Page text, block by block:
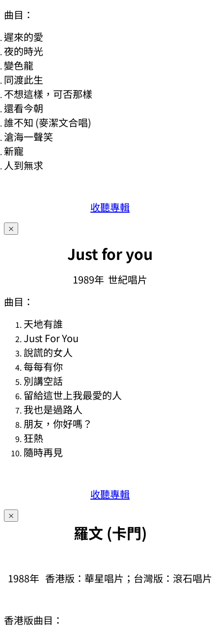
曲目：
遲來的愛
夜的時光
變色龍
同渡此生
不想這樣，可否那樣
還看今朝
誰不知 (麥潔文合唱)
滄海一聲笑
新寵
人到無求
收聽專輯
×
Just for you
1989年 世紀唱片
曲目：
天地有誰
Just For You
說謊的女人
每每有你
別講空話
留給這世上我最愛的人
我也是過路人
朋友，你好嗎？
狂熱
隨時再見
收聽專輯
×
羅文 (卡門)
1988年 香港版：華星唱片；台灣版：滾石唱片
香港版曲目：